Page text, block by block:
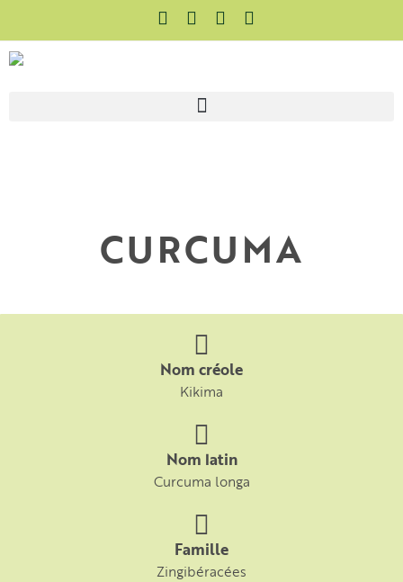
CURCUMA
Nom créole
Kikima
Nom latin
Curcuma longa
Famille
Zingibéracées